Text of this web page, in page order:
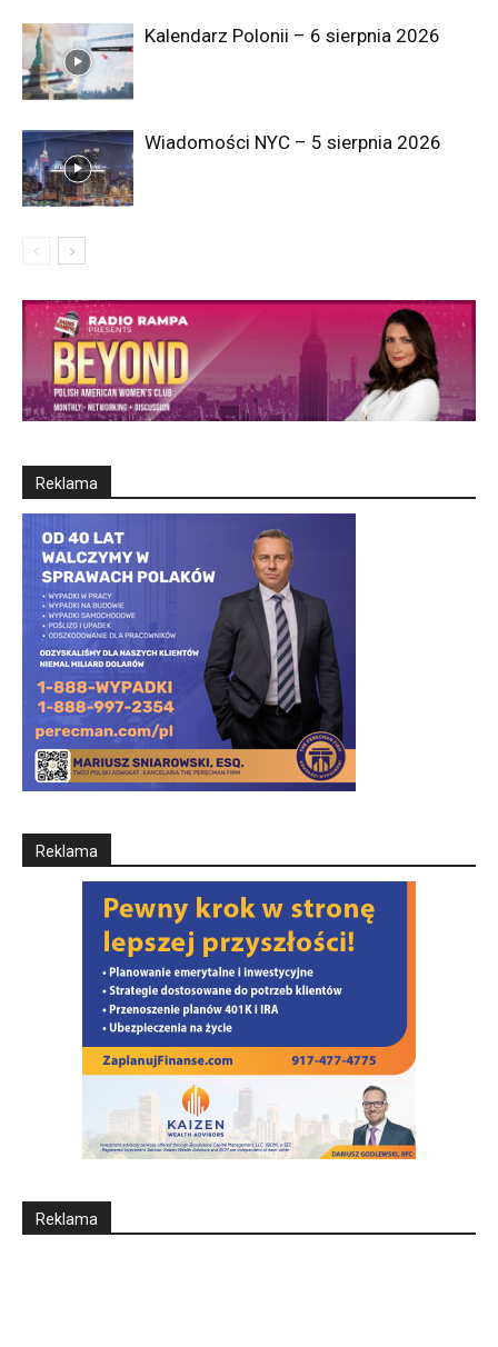
Kalendarz Polonii – 6 sierpnia 2026
Wiadomości NYC – 5 sierpnia 2026
Reklama
Reklama
Reklama